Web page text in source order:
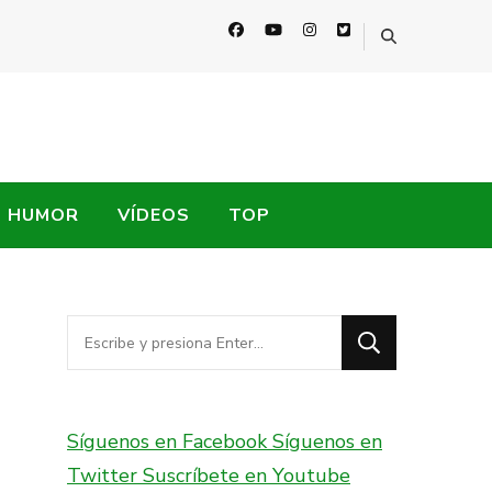
HUMOR VÍDEOS TOP
¿Buscas
algo?
Síguenos en FacebookSíguenos en
Twitter Suscríbete en Youtube